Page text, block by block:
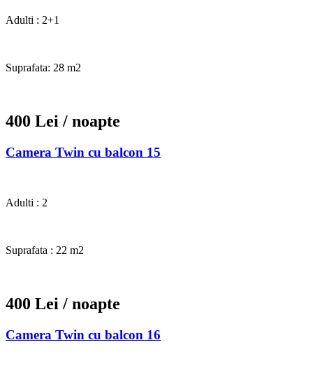
Adulti : 2+1
Suprafata: 28 m2
400 Lei / noapte
Camera Twin cu balcon 15
Adulti : 2
Suprafata : 22 m2
400 Lei / noapte
Camera Twin cu balcon 16